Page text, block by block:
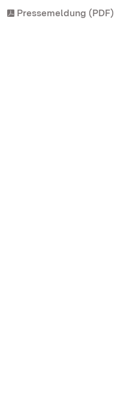
Pressemeldung (PDF)